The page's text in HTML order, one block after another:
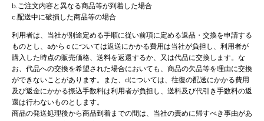
b.ご注文内容と異なる商品等が到着した場合
c.配送中に破損した商品等の場合
利用者は、当社が別途定める手順に従い前項に定める返品・交換を申請する
ものとし、aからｃについては返送にかかる費用は当社が負担し、利用者が
購入した時点の販売価格、送料を返還するか、又は代品に交換します。な
お、代品への交換を希望された場合においても、商品の欠品等を理由に交換
ができないことがあります。また、dについては、往復の配送にかかる費用
及び返金にかかる振込手数料は利用者が負担し、送料及び代引き手数料の返
還は行わないものとします。
商品の発送処理後から商品到着までの間は、当社の責めに帰すべき事由があ